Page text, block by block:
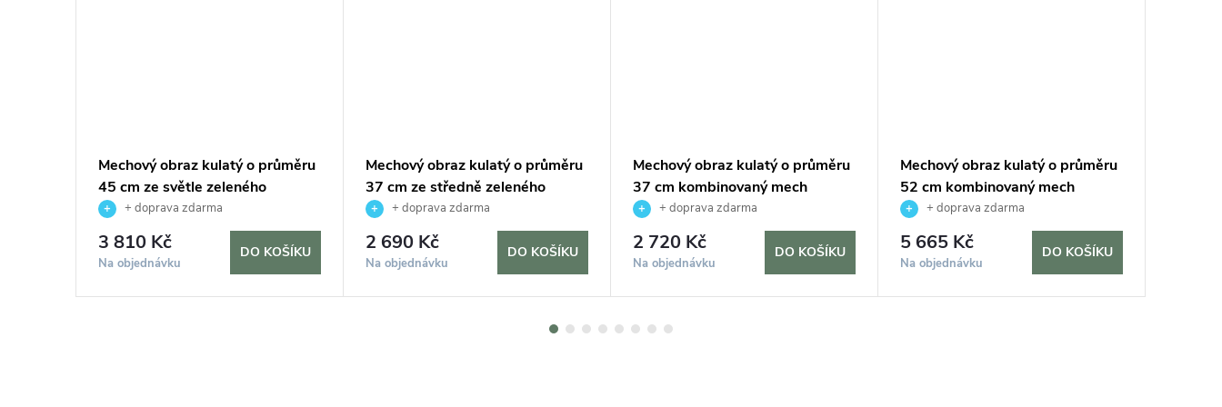
Mechový obraz kulatý o průměru
45 cm ze světle zeleného
lišejníku, bílá
+ doprava zdarma
3 810 Kč
Na objednávku
DO KOŠÍKU
Mechový obraz kulatý o průměru
37 cm ze středně zeleného
lišejníku, černá
+ doprava zdarma
2 690 Kč
Na objednávku
DO KOŠÍKU
Mechový obraz kulatý o průměru
37 cm kombinovaný mech
kopečkový s plochým, černá
+ doprava zdarma
2 720 Kč
Na objednávku
DO KOŠÍKU
Mechový obraz kulatý o průměru
52 cm kombinovaný mech
kopečkový s plochým, černá
+ doprava zdarma
5 665 Kč
Na objednávku
DO KOŠÍKU